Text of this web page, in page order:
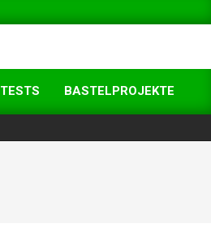
TESTS BASTELPROJEKTE